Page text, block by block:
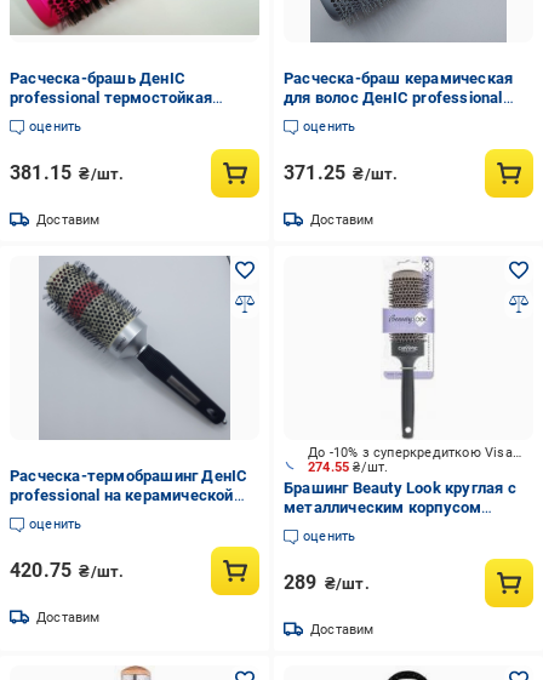
Расческа-брашь ДенІС
professional термостойкая
керамика карбон 56 мм
Розовый (1453069993)
оценить
381.15 ₴/шт.
Доставим
Расческа-браш керамическая
для волос ДенІС professional
CERAMIC+ION 52 мм
(1453071249)
оценить
371.25 ₴/шт.
Доставим
Расческа-термобрашинг ДенІС
professional на керамической
основе с индикатором
нагрева52 мм (1453071252)
оценить
420.75 ₴/шт.
Доставим
274.55₴/шт.
До -10% з суперкредиткою Visa Вигода
Брашинг Beauty Look круглая с
металлическим корпусом
400447 черный
оценить
289 ₴/шт.
Доставим